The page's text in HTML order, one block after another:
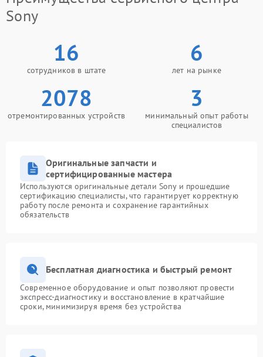
Sony
16
сотрудников в штате
6
лет на рынке
2078
отремонтированных устройств
3
минимальный опыт работы
специалистов
Оригинальные запчасти и
сертифицированные мастера
Используются оригинальные детали Sony и прошедшие
сертификацию специалисты, что гарантирует корректную
работу после ремонта и сохранение гарантийных
обязательств
Бесплатная диагностика и быстрый ремонт
Современное оборудование и опыт позволяют провести
экспресс-диагностику и восстановление в кратчайшие
сроки, минимизируя время без устройства